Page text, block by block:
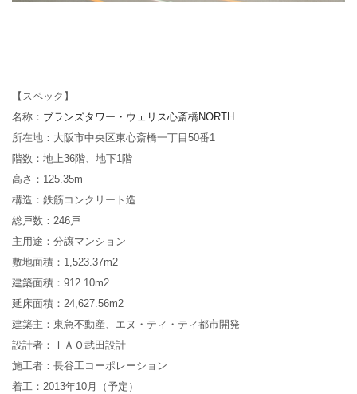
【スペック】
名称： ブランズタワー・ウェリス心斎橋NORTH
所在地： 大阪市中央区東心斎橋一丁目50番1
階数： 地上36階、地下1階
高さ： 125.35m
構造：鉄筋コンクリート造
総戸数：246戸
主用途：分譲マンション
敷地面積： 1,523.37m2
建築面積： 912.10m2
延床面積： 24,627.56m2
建築主： 東急不動産、エヌ・ティ・ティ都市開発
設計者：
ＩＡＯ武田設計
施工者： 長谷工コーポレーション
着工： 2013年10月（予定）